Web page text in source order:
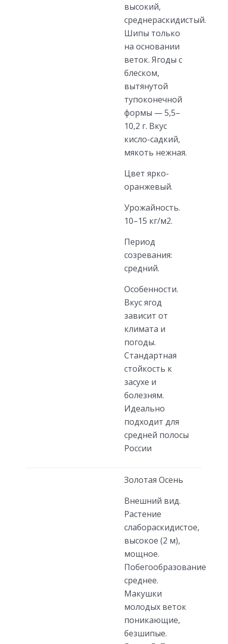
высокий,
среднераскидистый.
Шипы только
на основании
веток. Ягоды с
блеском,
вытянутой
тупоконечной
формы — 5,5–
10,2 г. Вкус
кисло-садкий,
мякоть нежная.
Цвет ярко-
оранжевый.
Урожайность.
10–15 кг/м2.
Период
созревания:
средний.
Особенности.
Вкус ягод
зависит от
климата и
погоды.
Стандартная
стойкость к
засухе и
болезням.
Идеально
подходит для
средней полосы
России
Золотая Осень
Внешний вид.
Растение
слабораскидистое,
высокое (2 м),
мощное.
Побегообразование
среднее.
Макушки
молодых веток
поникающие,
безшипые.